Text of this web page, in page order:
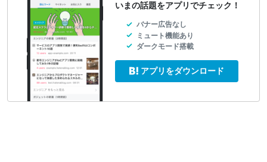
いまの話題をアプリでチェック！
バナー広告なし
ミュート機能あり
ダークモード搭載
アプリをダウンロード